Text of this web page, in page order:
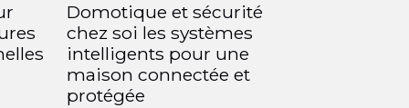
Domotique et sécurité
chez soi les systèmes
intelligents pour une
maison connectée et
protégée